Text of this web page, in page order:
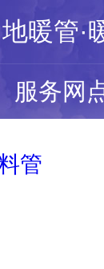
地暖管·
服务网
管